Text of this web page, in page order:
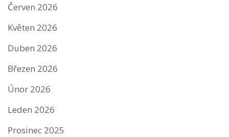
Červen 2026
Květen 2026
Duben 2026
Březen 2026
Únor 2026
Leden 2026
Prosinec 2025